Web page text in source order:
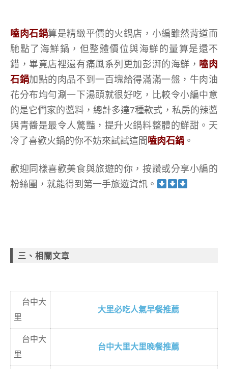
嗑肉石鍋算是精緻平價的火鍋店，小編雖然背道而
馳點了海鮮鍋，但整體價位與海鮮的量算是還不
錯，畢竟店裡還有痛風系列更加彭湃的海鮮， 嗑肉
石鍋加點的肉品不到一百塊給得滿滿一盤，牛肉油
花分布均勻涮一下湯頭就很好吃，比較令小編中意
的是它們家的醬料，總計多達7種款式，私房的辣醬
與青醬是最令人驚豔，提升火鍋料整體的鮮甜。天
冷了喜歡火鍋的你不妨來試試這間 嗑肉石鍋 。
歡迎同樣喜歡美食與旅遊的你，按讚或分享小編的
粉絲團，就能得到第一手旅遊資訊。
三、相關文章
台中大
里
大里必吃人氣早餐推薦
台中大
里
台中大里大里晚餐推薦